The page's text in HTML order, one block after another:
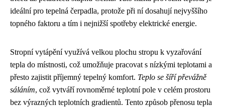
ideální pro tepelná čerpadla, protože při ní dosahují nejvyššího
topného faktoru a tím i nejnižší spotřeby elektrické energie.
Stropní vytápění využívá velkou plochu stropu k vyzařování
tepla do místnosti, což umožňuje pracovat s nízkými teplotami a
přesto zajistit příjemný tepelný komfort. Teplo se šíří převážně
sáláním, což vytváří rovnoměrné teplotní pole v celém prostoru
bez výrazných teplotních gradientů. Tento způsob přenosu tepla